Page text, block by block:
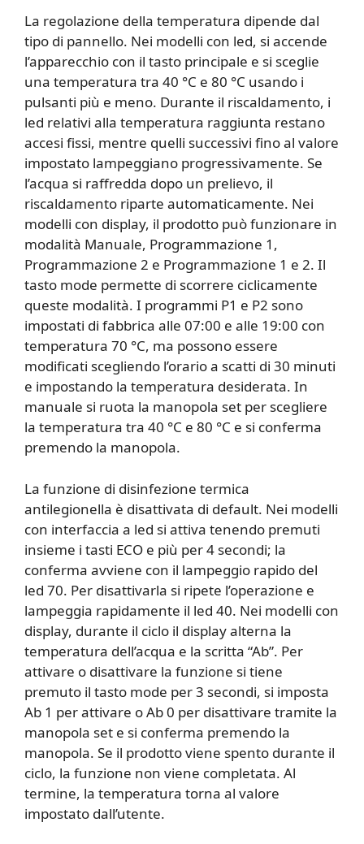
La regolazione della temperatura dipende dal
tipo di pannello. Nei modelli con led, si accende
l’apparecchio con il tasto principale e si sceglie
una temperatura tra 40 °C e 80 °C usando i
pulsanti più e meno. Durante il riscaldamento, i
led relativi alla temperatura raggiunta restano
accesi fissi, mentre quelli successivi fino al valore
impostato lampeggiano progressivamente. Se
l’acqua si raffredda dopo un prelievo, il
riscaldamento riparte automaticamente. Nei
modelli con display, il prodotto può funzionare in
modalità Manuale, Programmazione 1,
Programmazione 2 e Programmazione 1 e 2. Il
tasto mode permette di scorrere ciclicamente
queste modalità. I programmi P1 e P2 sono
impostati di fabbrica alle 07:00 e alle 19:00 con
temperatura 70 °C, ma possono essere
modificati scegliendo l’orario a scatti di 30 minuti
e impostando la temperatura desiderata. In
manuale si ruota la manopola set per scegliere
la temperatura tra 40 °C e 80 °C e si conferma
premendo la manopola.
La funzione di disinfezione termica
antilegionella è disattivata di default. Nei modelli
con interfaccia a led si attiva tenendo premuti
insieme i tasti ECO e più per 4 secondi; la
conferma avviene con il lampeggio rapido del
led 70. Per disattivarla si ripete l’operazione e
lampeggia rapidamente il led 40. Nei modelli con
display, durante il ciclo il display alterna la
temperatura dell’acqua e la scritta “Ab”. Per
attivare o disattivare la funzione si tiene
premuto il tasto mode per 3 secondi, si imposta
Ab 1 per attivare o Ab 0 per disattivare tramite la
manopola set e si conferma premendo la
manopola. Se il prodotto viene spento durante il
ciclo, la funzione non viene completata. Al
termine, la temperatura torna al valore
impostato dall’utente.